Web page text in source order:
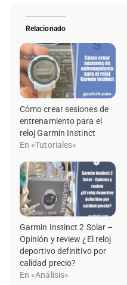
Relacionado
Cómo crear sesiones de
entrenamiento para el
reloj Garmin Instinct
En «Tutoriales»
Garmin Instinct 2 Solar –
Opinión y review ¿El reloj
deportivo definitivo por
calidad precio?
En «Análisis»